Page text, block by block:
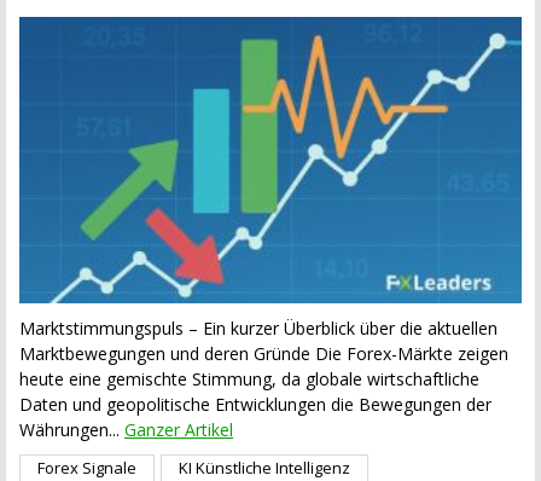
Marktstimmungspuls – Ein kurzer Überblick über die aktuellen
Marktbewegungen und deren Gründe Die Forex-Märkte zeigen
heute eine gemischte Stimmung, da globale wirtschaftliche
Daten und geopolitische Entwicklungen die Bewegungen der
Währungen... Ganzer Artikel
Forex Signale
KI Künstliche Intelligenz